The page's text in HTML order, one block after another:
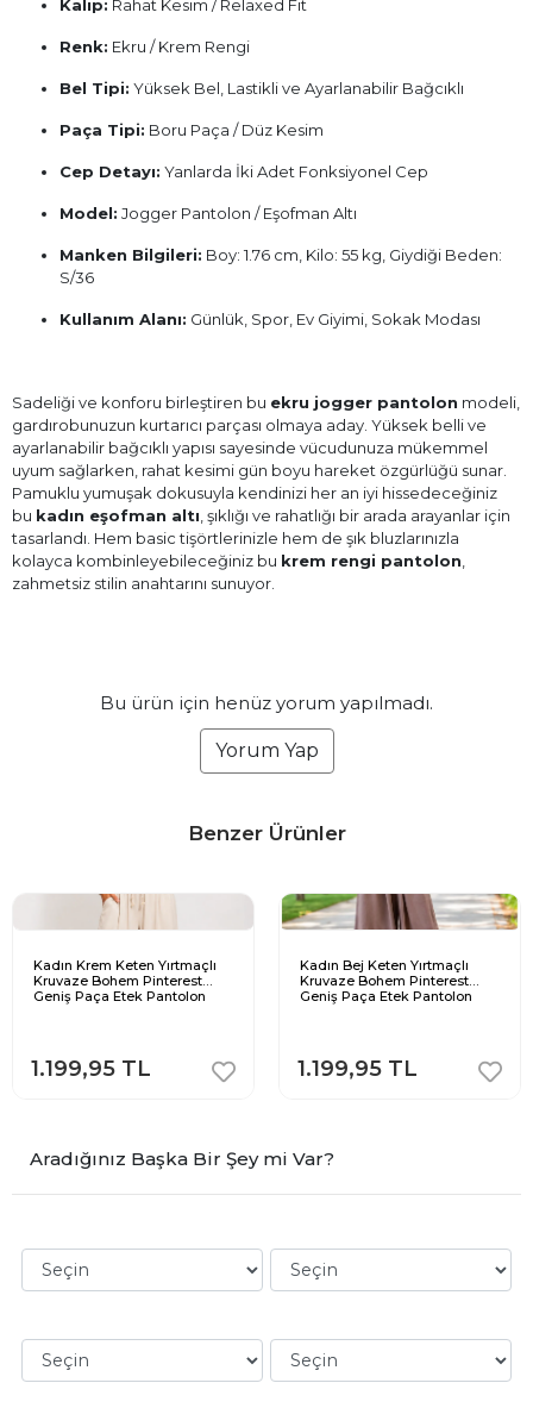
Kalıp: Rahat Kesim / Relaxed Fit
Renk: Ekru / Krem Rengi
Bel Tipi: Yüksek Bel, Lastikli ve Ayarlanabilir Bağcıklı
Paça Tipi: Boru Paça / Düz Kesim
Cep Detayı: Yanlarda İki Adet Fonksiyonel Cep
Model: Jogger Pantolon / Eşofman Altı
Manken Bilgileri: Boy: 1.76 cm, Kilo: 55 kg, Giydiği Beden:
S/36
Kullanım Alanı: Günlük, Spor, Ev Giyimi, Sokak Modası
Sadeliği ve konforu birleştiren bu ekru jogger pantolon modeli,
gardırobunuzun kurtarıcı parçası olmaya aday. Yüksek belli ve
ayarlanabilir bağcıklı yapısı sayesinde vücudunuza mükemmel
uyum sağlarken, rahat kesimi gün boyu hareket özgürlüğü sunar.
Pamuklu yumuşak dokusuyla kendinizi her an iyi hissedeceğiniz
bu kadın eşofman altı , şıklığı ve rahatlığı bir arada arayanlar için
tasarlandı. Hem basic tişörtlerinizle hem de şık bluzlarınızla
kolayca kombinleyebileceğiniz bu krem rengi pantolon
zahmetsiz stilin anahtarını sunuyor.
Bu ürün için henüz yorum yapılmadı.
Yorum Yap
Benzer Ürünler
Kadın Krem Keten Yırtmaçlı
Kruvaze Bohem Pinterest
Geniş Paça Etek Pantolon
1.199,95 TL
Kadın Bej Keten Yırtmaçlı
Kruvaze Bohem Pinterest
Geniş Paça Etek Pantolon
1.199,95 TL
Aradığınız Başka Bir Şey mi Var?